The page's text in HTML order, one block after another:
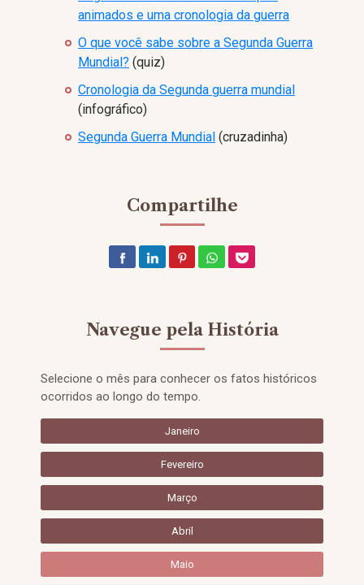
animados e uma cronologia da guerra
O que você sabe sobre a Segunda Guerra
Mundial? (quiz)
Cronologia da Segunda guerra mundial
(infográfico)
Segunda Guerra Mundial (cruzadinha)
Compartilhe
Navegue pela História
Selecione o mês para conhecer os fatos históricos
ocorridos ao longo do tempo.
Janeiro
Fevereiro
Março
Abril
Maio